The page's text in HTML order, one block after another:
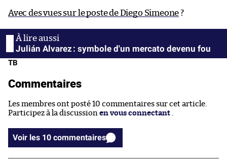
Avec des vues sur le poste de Diego Simeone?
Julián Alvarez : symbole d'un mercato devenu fou
TB
Commentaires
Les membres ont posté 10 commentaires sur cet article.
Participez à la discussion en vous connectant
Voir les 10 commentaires